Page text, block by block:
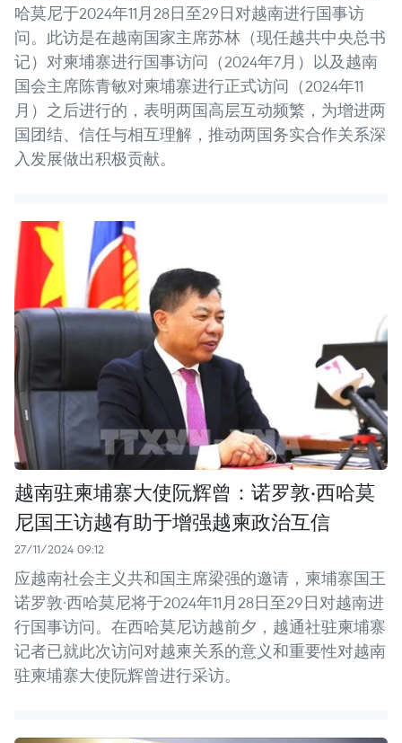
哈莫尼于2024年11月28日至29日对越南进行国事访
问。此访是在越南国家主席苏林（现任越共中央总书
记）对柬埔寨进行国事访问（2024年7月）以及越南
国会主席陈青敏对柬埔寨进行正式访问（2024年11
月）之后进行的，表明两国高层互动频繁，为增进两
国团结、信任与相互理解，推动两国务实合作关系深
入发展做出积极贡献。
越南驻柬埔寨大使阮辉曾：诺罗敦·西哈莫
尼国王访越有助于增强越柬政治互信
27/11/2024 09:12
应越南社会主义共和国主席梁强的邀请，柬埔寨国王
诺罗敦·西哈莫尼将于2024年11月28日至29日对越南进
行国事访问。在西哈莫尼访越前夕，越通社驻柬埔寨
记者已就此次访问对越柬关系的意义和重要性对越南
驻柬埔寨大使阮辉曾进行采访。